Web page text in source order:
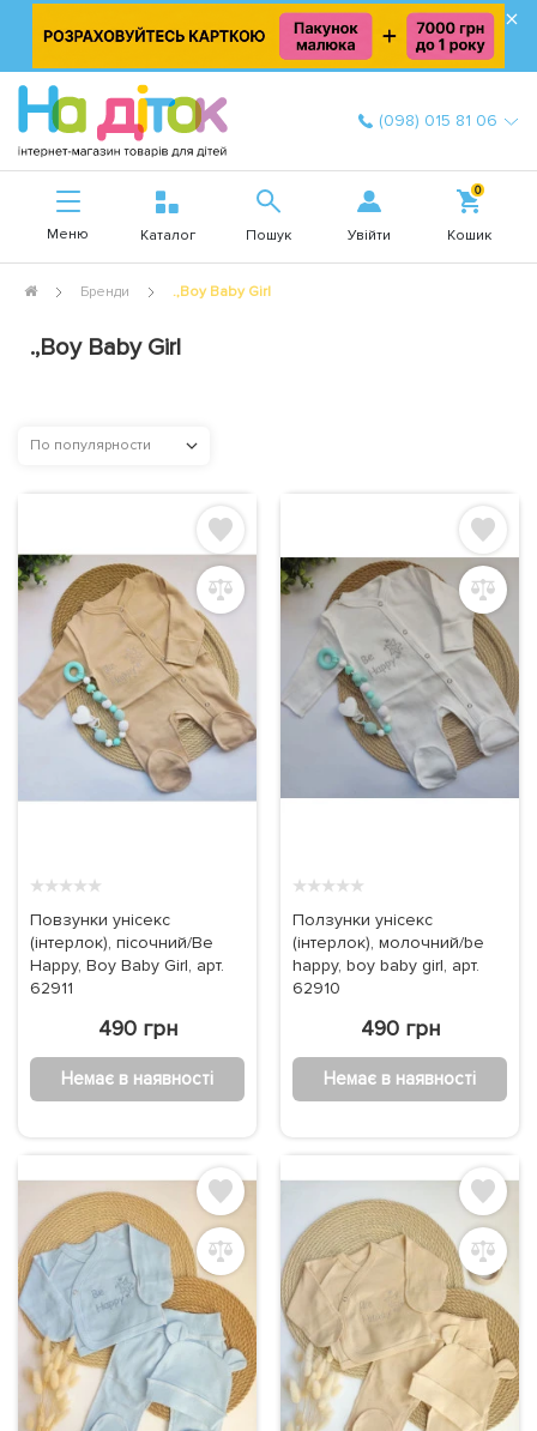
×
(098) 015 81 06
Меню Каталог Пошук Увійти
0
Кошик
Бренди .,Boy Baby Girl
.,Boy Baby Girl
По популярности
★★★★★
Повзунки унісекс
(інтерлок), пісочний/Be
Happy, Boy Baby Girl, арт.
62911
490 грн
Немає в наявності
★★★★★
Ползунки унісекс
(інтерлок), молочний/be
happy, boy baby girl, арт.
62910
490 грн
Немає в наявності